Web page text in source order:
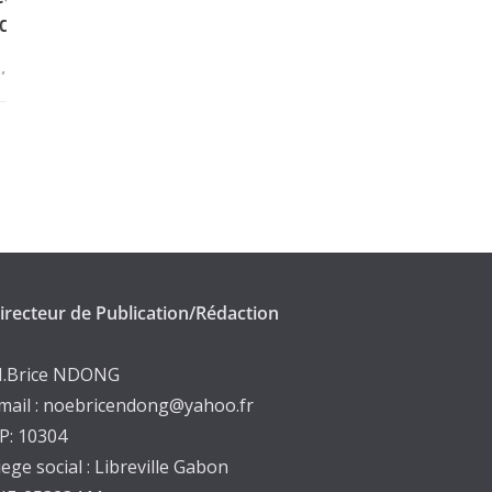
de Publication/Rédaction
NDONG
: noebricendong@yahoo.fr
10304
social : Libreville Gabon